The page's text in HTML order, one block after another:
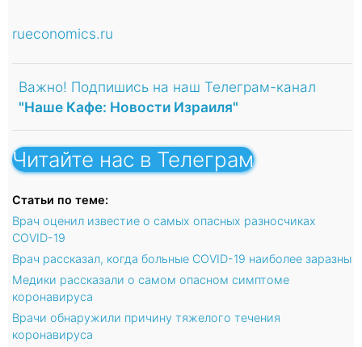
rueconomics.ru
Важно! Подпишись на наш Телеграм-канал
"Наше Кафе: Новости Израиля"
Читайте нас в Телеграм
Статьи по теме:
Врач оценил известие о самых опасных разносчиках
COVID-19
Врач рассказал, когда больные COVID-19 наиболее заразны
Медики рассказали о самом опасном симптоме
коронавируса
Врачи обнаружили причину тяжелого течения
коронавируса